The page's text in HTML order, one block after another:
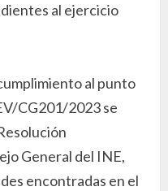
al ejercicio
al punto
CG201/2023 se
General del INE,
encontradas en el